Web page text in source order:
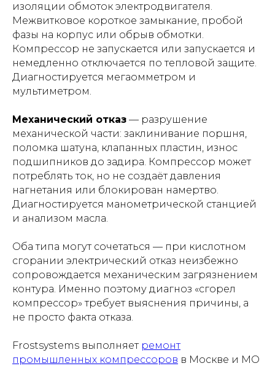
изоляции обмоток электродвигателя.
Межвитковое короткое замыкание, пробой
фазы на корпус или обрыв обмотки.
Компрессор не запускается или запускается и
немедленно отключается по тепловой защите.
Диагностируется мегаомметром и
мультиметром.
Механический отказ — разрушение
механической части: заклинивание поршня,
поломка шатуна, клапанных пластин, износ
подшипников до задира. Компрессор может
потреблять ток, но не создаёт давления
нагнетания или блокирован намертво.
Диагностируется манометрической станцией
и анализом масла.
Оба типа могут сочетаться — при кислотном
сгорании электрический отказ неизбежно
сопровождается механическим загрязнением
контура. Именно поэтому диагноз «сгорел
компрессор» требует выяснения причины, а
не просто факта отказа.
Frostsystems выполняет ремонт
промышленных компрессоров в Москве и МО